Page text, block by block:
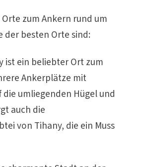
zum Ankern rund um
der besten Orte sind:
ist ein beliebter Ort zum
Ankerplätze mit
umliegenden Hügel und
auch die
von Tihany, die ein Muss